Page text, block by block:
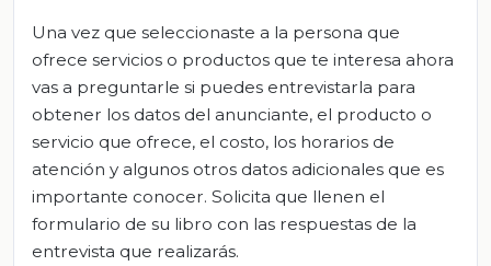
Una vez que seleccionaste a la persona que
ofrece servicios o productos que te interesa ahora
vas a preguntarle si puedes entrevistarla para
obtener los datos del anunciante, el producto o
servicio que ofrece, el costo, los horarios de
atención y algunos otros datos adicionales que es
importante conocer. Solicita que llenen el
formulario de su libro con las respuestas de la
entrevista que realizarás.